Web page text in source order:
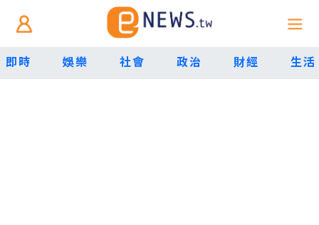
即時 娛樂 社會 政治 財經 生活